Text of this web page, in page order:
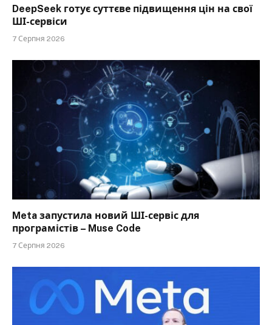
DeepSeek готує суттєве підвищення цін на свої
ШІ-сервіси
7 Серпня 2026
Meta запустила новий ШІ-сервіс для
програмістів – Muse Code
7 Серпня 2026